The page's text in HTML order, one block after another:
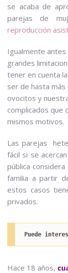
se acaba de
parejas de
reproducción
Igualmente antes
grandes
tener en cuenta
ser de hasta
ovocitos y
complicados que
mismos motivos.
Las parejas
fácil si se
pública
familia a partir
estos casos
privados.
Puede
Hace 18 años,